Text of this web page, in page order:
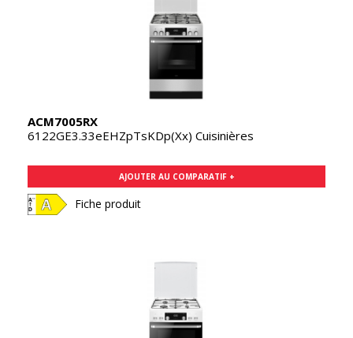
ACM7005RX
6122GE3.33eEHZpTsKDp(Xx) Cuisinières
AJOUTER AU COMPARATIF +
Fiche produit